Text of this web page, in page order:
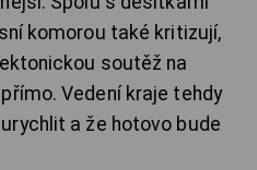
komorou také kritizují,
soutěž na
Vedení kraje tehdy
a že hotovo bude